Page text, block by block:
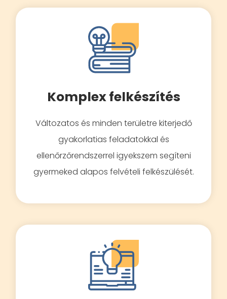
Komplex felkészítés
Változatos és minden területre kiterjedő
gyakorlatias feladatokkal és
ellenőrzőrendszerrel igyekszem segíteni
gyermeked alapos felvételi felkészülését.